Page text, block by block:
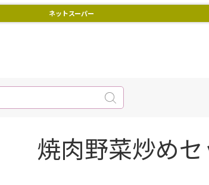
ネットスーパー
焼肉野菜炒めセ